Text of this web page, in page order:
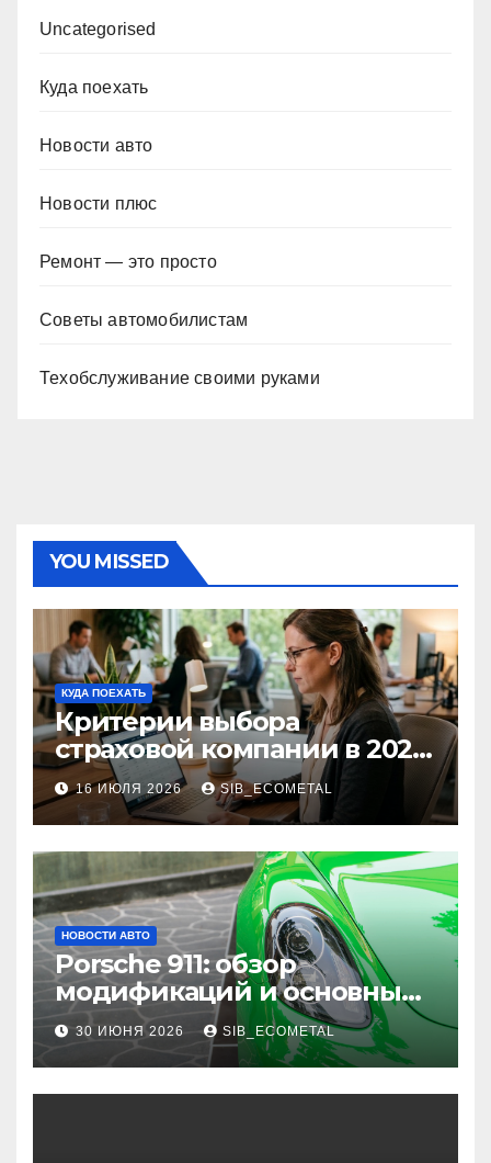
Uncategorised
Куда поехать
Новости авто
Новости плюс
Ремонт — это просто
Советы автомобилистам
Техобслуживание своими руками
YOU MISSED
КУДА ПОЕХАТЬ
Критерии выбора
страховой компании в 2026
году: надежность и
реальные отзывы о
выплатах
16 ИЮЛЯ 2026 SIB_ECOMETAL
НОВОСТИ АВТО
Porsche 911: обзор
модификаций и основные
характеристики
30 ИЮНЯ 2026 SIB_ECOMETAL